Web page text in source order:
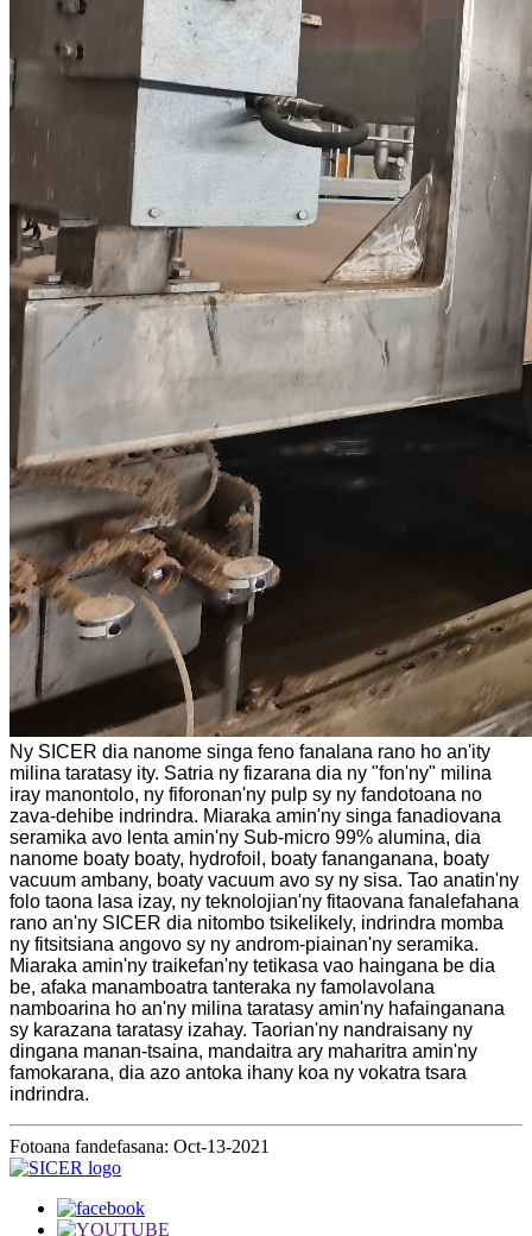
Ny SICER dia nanome singa feno fanalana rano ho an'ity
milina taratasy ity. Satria ny fizarana dia ny "fon'ny" milina
iray manontolo, ny fiforonan'ny pulp sy ny fandotoana no
zava-dehibe indrindra. Miaraka amin'ny singa fanadiovana
seramika avo lenta amin'ny Sub-micro 99% alumina, dia
nanome boaty boaty, hydrofoil, boaty fananganana, boaty
vacuum ambany, boaty vacuum avo sy ny sisa. Tao anatin'ny
folo taona lasa izay, ny teknolojian'ny fitaovana fanalefahana
rano an'ny SICER dia nitombo tsikelikely, indrindra momba
ny fitsitsiana angovo sy ny androm-piainan'ny seramika.
Miaraka amin'ny traikefan'ny tetikasa vao haingana be dia
be, afaka manamboatra tanteraka ny famolavolana
namboarina ho an'ny milina taratasy amin'ny hafainganana
sy karazana taratasy izahay. Taorian'ny nandraisany ny
dingana manan-tsaina, mandaitra ary maharitra amin'ny
famokarana, dia azo antoka ihany koa ny vokatra tsara
indrindra.
Fotoana fandefasana: Oct-13-2021